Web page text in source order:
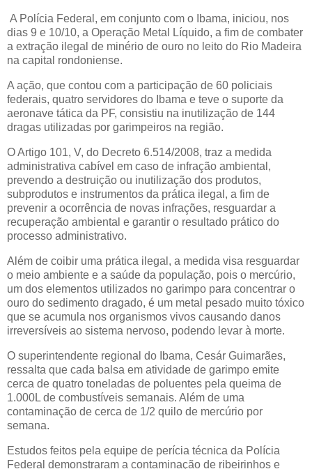
A Polícia Federal, em conjunto com o Ibama, iniciou, nos
dias 9 e 10/10, a Operação Metal Líquido, a fim de combater
a extração ilegal de minério de ouro no leito do Rio Madeira
na capital rondoniense.
A ação, que contou com a participação de 60 policiais
federais, quatro servidores do Ibama e teve o suporte da
aeronave tática da PF, consistiu na inutilização de 144
dragas utilizadas por garimpeiros na região.
O Artigo 101, V, do Decreto 6.514/2008, traz a medida
administrativa cabível em caso de infração ambiental,
prevendo a destruição ou inutilização dos produtos,
subprodutos e instrumentos da prática ilegal, a fim de
prevenir a ocorrência de novas infrações, resguardar a
recuperação ambiental e garantir o resultado prático do
processo administrativo.
Além de coibir uma prática ilegal, a medida visa resguardar
o meio ambiente e a saúde da população, pois o mercúrio,
um dos elementos utilizados no garimpo para concentrar o
ouro do sedimento dragado, é um metal pesado muito tóxico
que se acumula nos organismos vivos causando danos
irreversíveis ao sistema nervoso, podendo levar à morte.
O superintendente regional do Ibama, Cesár Guimarães,
ressalta que cada balsa em atividade de garimpo emite
cerca de quatro toneladas de poluentes pela queima de
1.000L de combustíveis semanais. Além de uma
contaminação de cerca de 1/2 quilo de mercúrio por
semana.
Estudos feitos pela equipe de perícia técnica da Polícia
Federal demonstraram a contaminação de ribeirinhos e